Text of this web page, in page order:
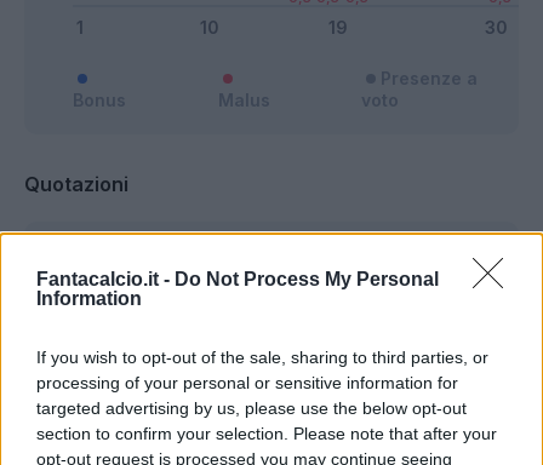
Fantacalcio.it - Do Not Process My Personal
Information
If you wish to opt-out of the sale, sharing to third parties, or
processing of your personal or sensitive information for
targeted advertising by us, please use the below opt-out
section to confirm your selection. Please note that after your
opt-out request is processed you may continue seeing
Bonus Malus
Presenze a
voto
Quotazioni